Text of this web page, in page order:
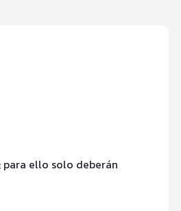
para ello solo deberán